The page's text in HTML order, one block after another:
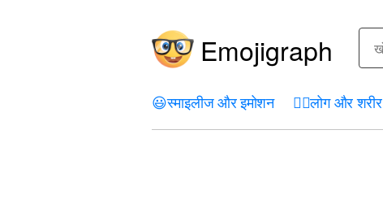
Emojigraph
😃स्माइलीज और इमोशन 🤦‍♀️लोग और शरीर